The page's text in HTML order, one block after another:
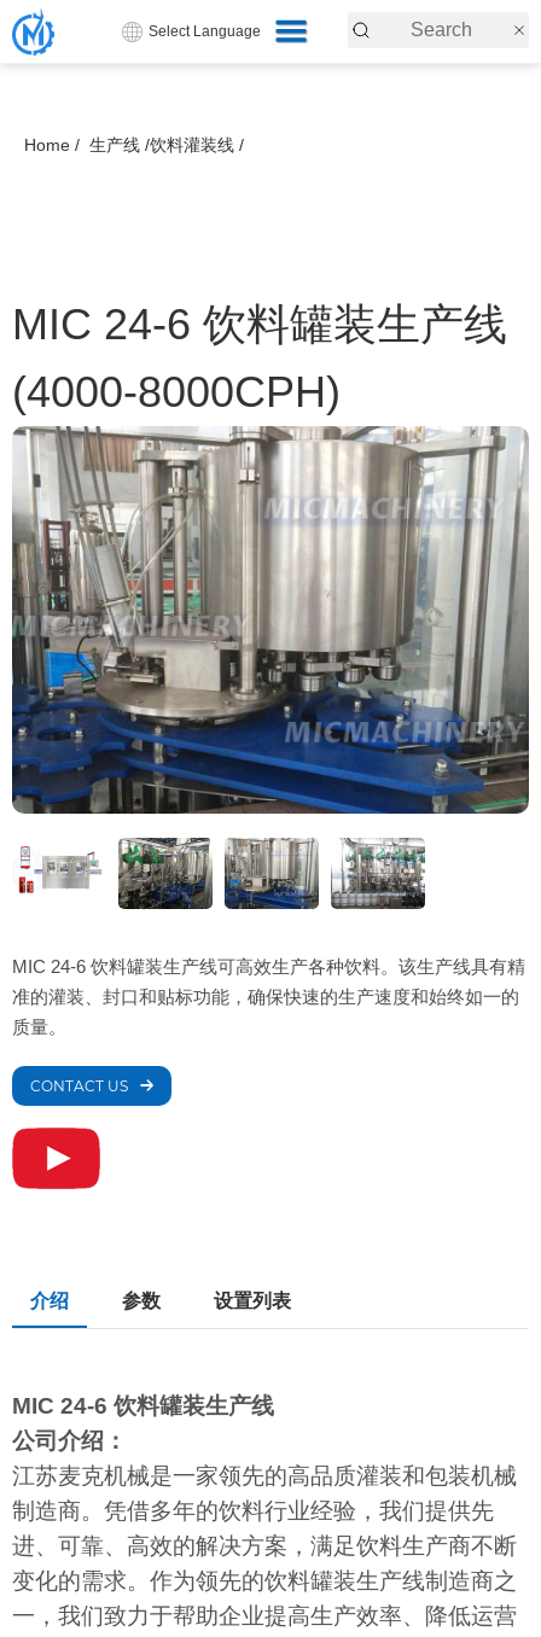
Select Language
Home / 生产线 /饮料灌装线 /
MIC 24-6 饮料罐装生产线
(4000-8000CPH)
MIC 24-6 饮料罐装生产线可高效生产各种饮料。该生产线具有精
准的灌装、封口和贴标功能，确保快速的生产速度和始终如一的
质量。
CONTACT US
介绍 参数 设置列表
MIC 24-6 饮料罐装生产线
公司介绍：
江苏麦克机械是一家领先的高品质灌装和包装机械
制造商。凭借多年的饮料行业经验，我们提供先
进、可靠、高效的解决方案，满足饮料生产商不断
变化的需求。作为领先的饮料罐装生产线制造商之
一，我们致力于帮助企业提高生产效率、降低运营